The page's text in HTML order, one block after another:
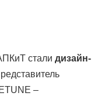
стали дизайн-
–